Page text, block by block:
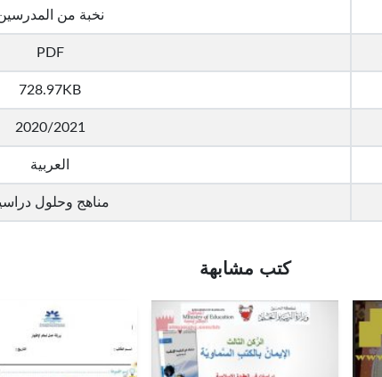
نخبة من
PDF
728.97KB
2020/2021
العربية
مناهج وحلول
كتب مشابهة